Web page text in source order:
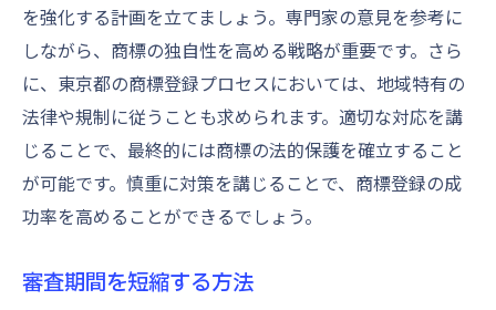
を強化する計画を立てましょう。専門家の意見を参考に
しながら、商標の独自性を高める戦略が重要です。さら
に、東京都の商標登録プロセスにおいては、地域特有の
法律や規制に従うことも求められます。適切な対応を講
じることで、最終的には商標の法的保護を確立すること
が可能です。慎重に対策を講じることで、商標登録の成
功率を高めることができるでしょう。
審査期間を短縮する方法